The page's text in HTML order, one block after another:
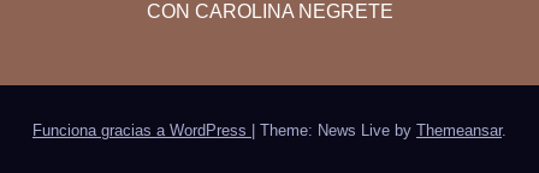
CON CAROLINA NEGRETE
Funciona gracias a WordPress Theme: News Live by Themeansar.